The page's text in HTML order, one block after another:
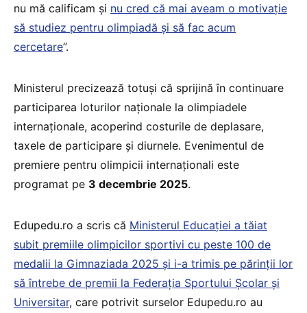
nu mă calificam și nu cred că mai aveam o motivație
să studiez pentru olimpiadă și să fac acum
cercetare”.
Ministerul precizează totuși că sprijină în continuare
participarea loturilor naționale la olimpiadele
internaționale, acoperind costurile de deplasare,
taxele de participare și diurnele. Evenimentul de
premiere pentru olimpicii internaționali este
programat pe 3 decembrie 2025.
Edupedu.ro a scris că Ministerul Educației a tăiat
subit premiile olimpicilor sportivi cu peste 100 de
medalii la Gimnaziada 2025 și i-a trimis pe părinții lor
să întrebe de premii la Federația Sportului Școlar și
Universitar, care potrivit surselor Edupedu.ro au